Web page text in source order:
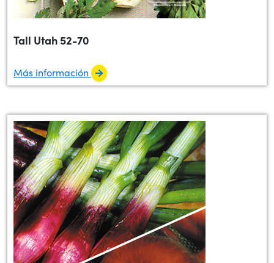
Tall Utah 52-70
Más información